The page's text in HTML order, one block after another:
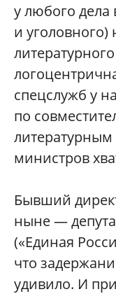
у любого дела
и
спецслужб у
по
министров
Бывший
ныне —
(«Единая
что
удивило. И